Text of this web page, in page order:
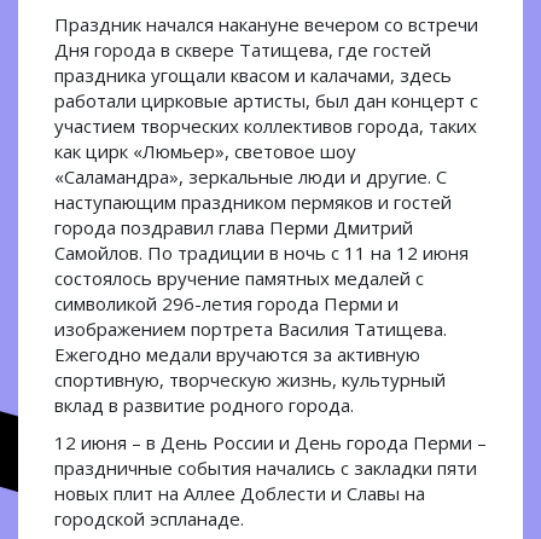
Праздник начался накануне вечером со встречи
Дня города в сквере Татищева, где гостей
праздника угощали квасом и калачами, здесь
работали цирковые артисты, был дан концерт с
участием творческих коллективов города, таких
как цирк «Люмьер», световое шоу
«Саламандра», зеркальные люди и другие. С
наступающим праздником пермяков и гостей
города поздравил глава Перми Дмитрий
Самойлов. По традиции в ночь с 11 на 12 июня
состоялось вручение памятных медалей с
символикой 296-летия города Перми и
изображением портрета Василия Татищева.
Ежегодно медали вручаются за активную
спортивную, творческую жизнь, культурный
вклад в развитие родного города.
12 июня – в День России и День города Перми –
праздничные события начались с закладки пяти
новых плит на Аллее Доблести и Славы на
городской эспланаде.